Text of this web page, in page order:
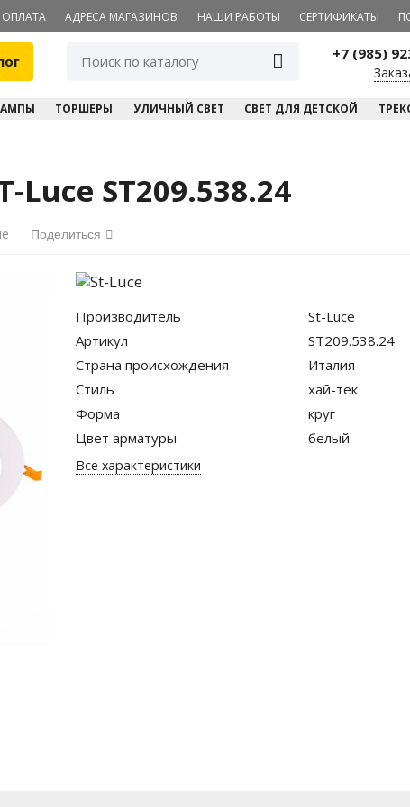
АДРЕСА МАГАЗИНОВ НАШИ РАБОТЫ СЕРТИФИКАТЫ
+7 (985)
ТОРШЕРЫ УЛИЧНЫЙ СВЕТ СВЕТ ДЛЯ ДЕТСКОЙ
ST209.538.24
Поделиться
Производитель
St-Luce
Артикул
ST209.538.24
Страна происхождения
Италия
Стиль
хай-тек
Форма
круг
Цвет арматуры
белый
Все характеристики